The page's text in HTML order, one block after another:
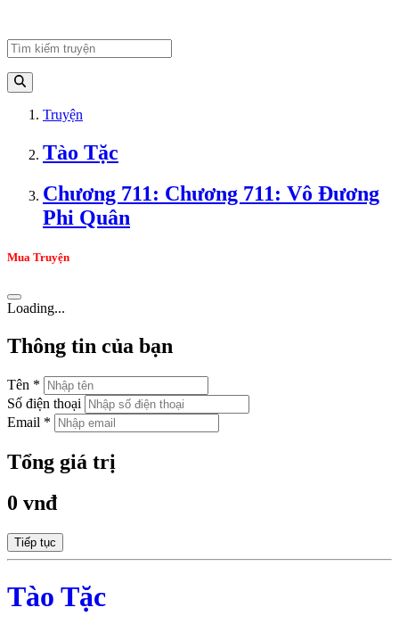
Truyện
Tào Tặc
Chương 711: Chương 711: Vô Đương
Phi Quân
Mua Truyện
Loading...
Thông tin của bạn
Tên *
Số điện thoại
Email *
Tổng giá trị
0 vnđ
Tiếp tục
Tào Tặc